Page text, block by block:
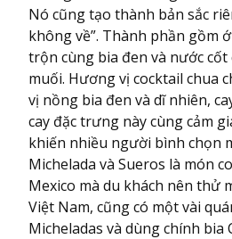
Nó cũng tạo thành bản sắc
không về”. Thành phần gồm
trộn cùng bia đen và nước
muối. Hương vị cocktail chua
vị nồng bia đen và dĩ nhiên,
cay đặc trưng này cùng cảm
khiến nhiều người bình chọn
Michelada và Sueros là món
Mexico mà du khách nên thử
Việt Nam, cũng có một vài
Micheladas và dùng chính